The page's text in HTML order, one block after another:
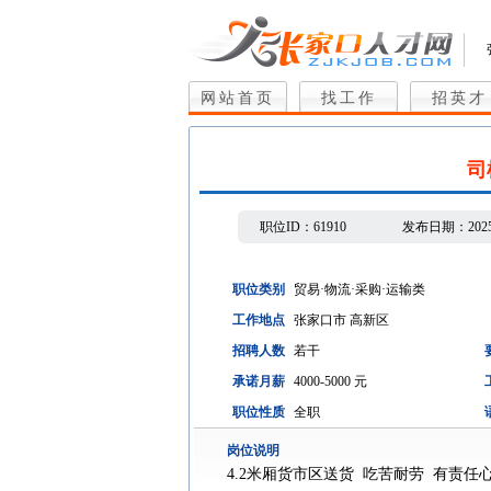
网站首页 找工作 招英才
司
职位ID： 61910 发布日期：
职位类别
贸易·物流·采购·运输类
工作地点 张家口市 高新区
招聘人数 若干
承诺月薪 4000-5000 元
职位性质 全职
岗位说明
4.2米厢货市区送货 吃苦耐劳 有责任